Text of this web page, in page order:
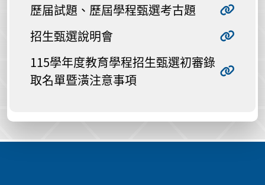
歷届試題、歷屆學程甄選考古題
招生甄選說明會
115學年度教育學程招生甄選初審錄
取名單暨潢注意事項